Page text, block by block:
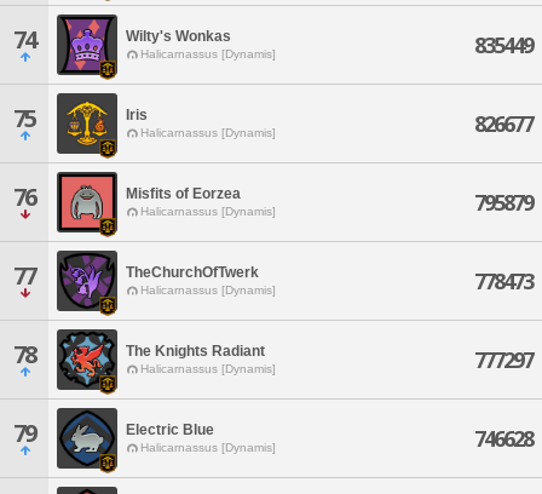
74 Wilty's Wonkas
Halicarnassus [Dynamis] 835449
75 Iris
Halicarnassus [Dynamis] 826677
76 Misfits of Eorzea
Halicarnassus [Dynamis] 795879
77 TheChurchOfTwerk
Halicarnassus [Dynamis] 778473
78 The Knights Radiant
Halicarnassus [Dynamis] 777297
79 Electric Blue
Halicarnassus [Dynamis] 746628